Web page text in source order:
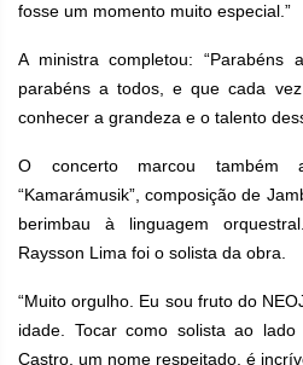
fosse um momento muito especial.”
A ministra completou: “Parabéns
parabéns a todos, e que cada
conhecer a grandeza e o talento
O concerto marcou
“Kamarámusik”, composição de
berimbau à linguagem
Raysson Lima foi o solista da obra.
“Muito orgulho. Eu sou fruto do
idade. Tocar como solista ao
Castro, um nome respeitado, é